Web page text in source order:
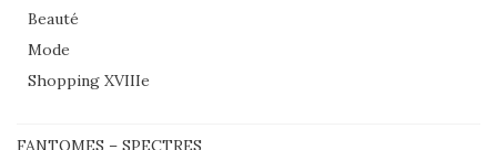
Beauté
Mode
Shopping XVIIIe
FANTOMES – SPECTRES